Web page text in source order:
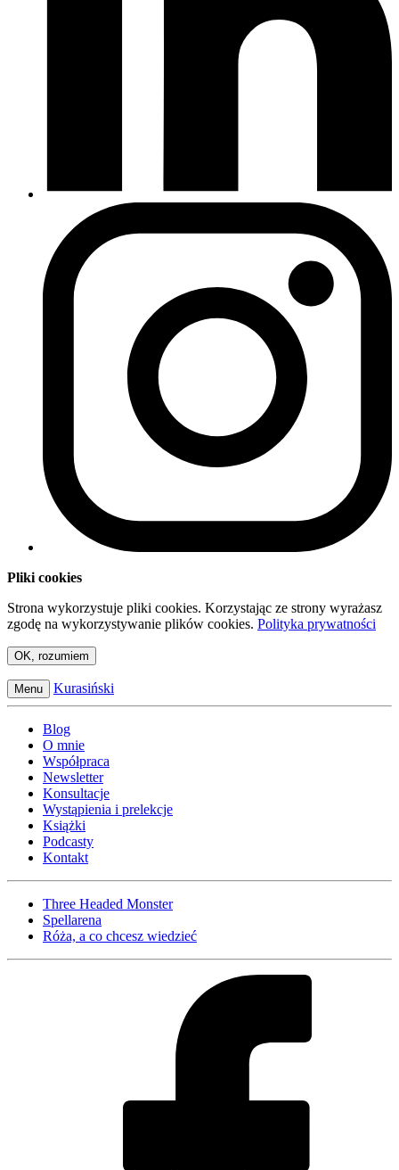
Pliki cookies
Strona wykorzystuje pliki cookies. Korzystając ze strony wyrażasz
zgodę na wykorzystywanie plików cookies. Polityka prywatności
OK, rozumiem
Menu Kurasiński
Blog
O mnie
Współpraca
Newsletter
Konsultacje
Wystąpienia i prelekcje
Książki
Podcasty
Kontakt
Three Headed Monster
Spellarena
Róża, a co chcesz wiedzieć